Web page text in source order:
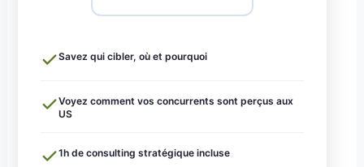
Savez qui cibler, où et pourquoi
Voyez comment vos concurrents sont perçus aux
US
1h de consulting stratégique incluse